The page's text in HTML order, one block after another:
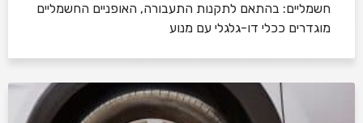
חשמליים: בהתאם לתקנות התעבורה, האופניים החשמליים
מוגדרים ככלי דו-גלגלי עם מנוע